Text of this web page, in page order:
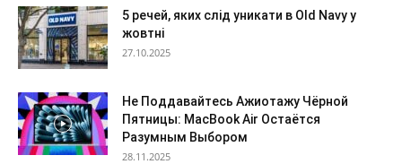
5 речей, яких слід уникати в Old Navy у
жовтні
27.10.2025
Не Поддавайтесь Ажиотажу Чёрной
Пятницы: MacBook Air Остаётся
Разумным Выбором
28.11.2025